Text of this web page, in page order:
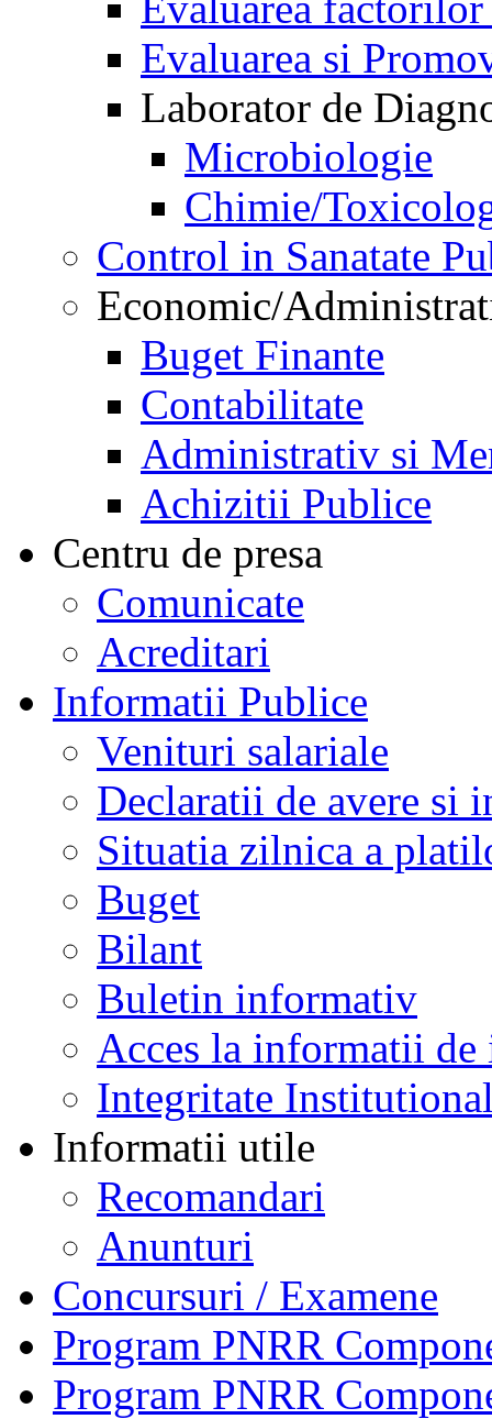
Evaluarea si
Laborator de
Microbiologie
Chimie/
Control in Sanatate
Economic/
Buget Finante
Contabilitate
Administrativ si
Achizitii Publice
Centru de presa
Comunicate
Acreditari
Informatii Publice
Venituri salariale
Declaratii de avere si
Situatia zilnica a
Buget
Bilant
Buletin informativ
Acces la informatii de
Integritate
Informatii utile
Recomandari
Anunturi
Concursuri / Examene
Program PNRR
Program PNRR